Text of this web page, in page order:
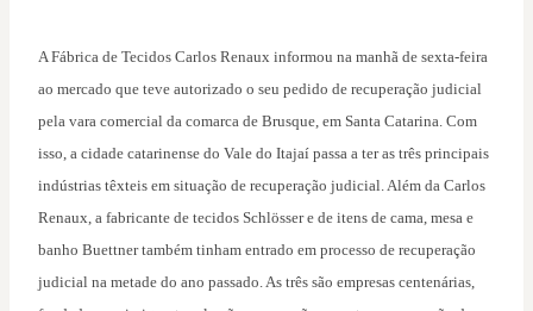
A Fábrica de Tecidos Carlos Renaux informou na manhã de sexta-feira
ao mercado que teve autorizado o seu pedido de recuperação judicial
pela vara comercial da comarca de Brusque, em Santa Catarina. Com
isso, a cidade catarinense do Vale do Itajaí passa a ter as três principais
indústrias têxteis em situação de recuperação judicial. Além da Carlos
Renaux, a fabricante de tecidos Schlösser e de itens de cama, mesa e
banho Buettner também tinham entrado em processo de recuperação
judicial na metade do ano passado. As três são empresas centenárias,